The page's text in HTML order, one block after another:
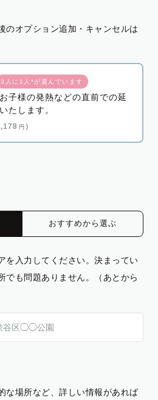
のオプション追加・キャンセルは
3人に1人*が選んでいます
子様の発熱などの直前での延
たします。
円 ）
おすすめから選ぶ
を入力してください。決まってい
でも問題ありません。（あとから
な場所など、詳しい情報があれば